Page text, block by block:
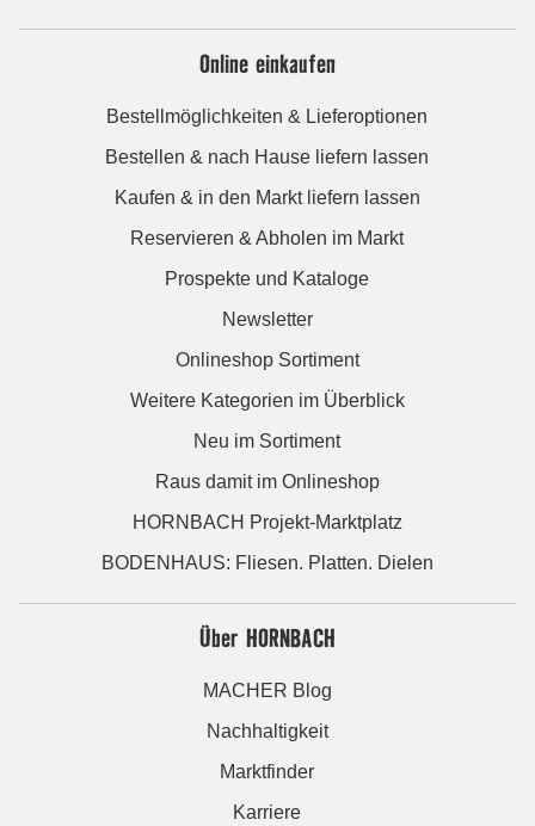
Online einkaufen
Bestellmöglichkeiten & Lieferoptionen
Bestellen & nach Hause liefern lassen
Kaufen & in den Markt liefern lassen
Reservieren & Abholen im Markt
Prospekte und Kataloge
Newsletter
Onlineshop Sortiment
Weitere Kategorien im Überblick
Neu im Sortiment
Raus damit im Onlineshop
HORNBACH Projekt-Marktplatz
BODENHAUS: Fliesen. Platten. Dielen
Über HORNBACH
MACHER Blog
Nachhaltigkeit
Marktfinder
Karriere